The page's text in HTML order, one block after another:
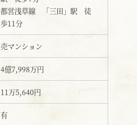
都営浅草線 「三田」駅 徒
歩11分
売マンション
4億7,998万円
11万5,640円
有